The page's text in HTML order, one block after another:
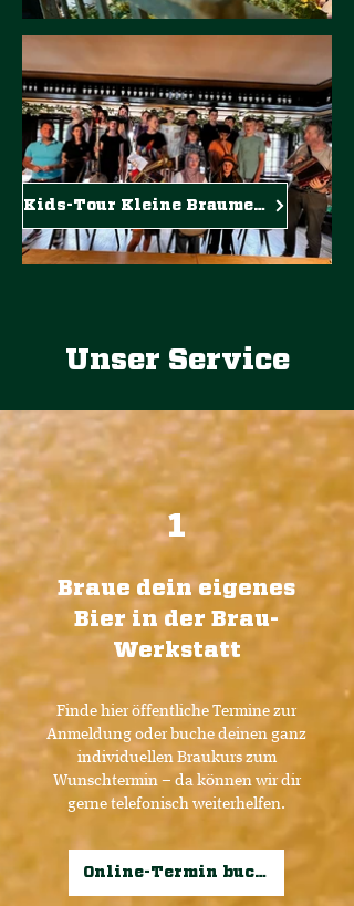
Kids-Tour Kleine Braumeister
Unser Service
1
Braue dein eigenes
Bier in der Brau-
Werkstatt
Finde hier öffentliche Termine zur
Anmeldung oder buche deinen ganz
individuellen Braukurs zum
Wunschtermin – da können wir dir
gerne telefonisch weiterhelfen.
Online-Termin buchen